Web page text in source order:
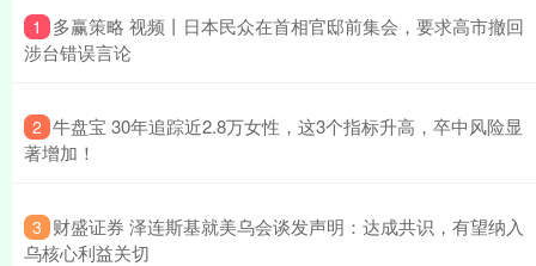
1
​多赢策略 视频丨日本民众在首相官邸前集会，要求高市撤回
涉台错误言论
2 ​牛盘宝 30年追踪近2.8万女性，这3个指标升高，卒中风险显
著增加！
3 ​财盛证券 泽连斯基就美乌会谈发声明：达成共识，有望纳入
乌核心利益关切